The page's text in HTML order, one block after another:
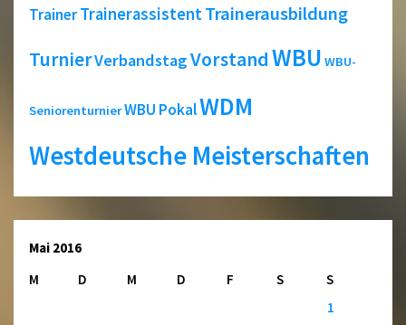
TrainerTrainerassistent Trainerausbildung
TurnierVerbandstagVorstandWBU WBU-
SeniorenturnierWBU PokalWDM
Westdeutsche Meisterschaften
Mai 2016
M
D M D F S
S
1